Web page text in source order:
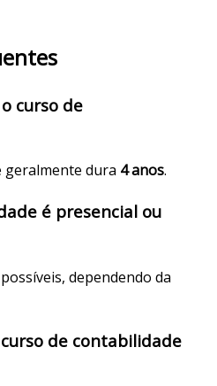
curso de
geralmente dura 4 anos.
é presencial ou
dependendo da
de contabilidade